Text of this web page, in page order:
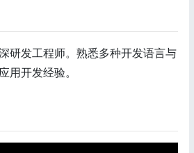
研发工程师。熟悉多种开发语言与
用开发经验。